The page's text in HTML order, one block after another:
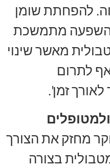
להפחתת שומן
השפעה מתמשכת
מאשר שינוי
לתרום
זמן'.
מחזק את הצורך
בצורה